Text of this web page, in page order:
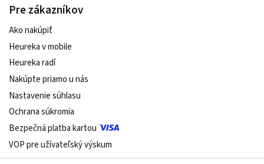
Pre zákazníkov
Ako nakúpiť
Heureka v mobile
Heureka radí
Nakúpte priamo u nás
Nastavenie súhlasu
Ochrana súkromia
Bezpečná platba kartou
VOP pre užívateľský výskum